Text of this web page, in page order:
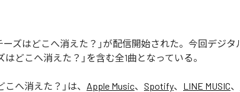
ーズはどこへ消えた？」が配信開始された。今回デジ
はどこへ消えた？」を含む全1曲となっている。
こへ消えた？ 」は、 Apple Music、 Spotify、 LINE MUSIC、